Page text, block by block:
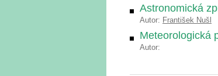
Astronomická
Autor: František Nušl
Meteorologická
Autor: